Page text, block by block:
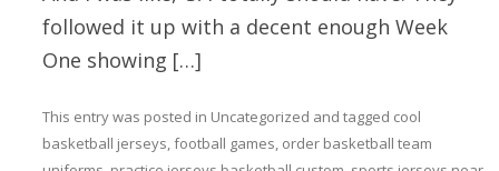
followed it up with a decent enough Week
One showing […]
This entry was posted in Uncategorized and tagged cool
basketball jerseys,football games, order basketball team